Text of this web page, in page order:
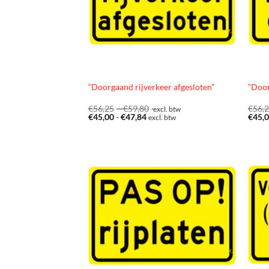
“Doorgaand rijverkeer afgesloten”
€56,25 -€59,80 Prijsklasse:
€56,25
excl. btw
€45,00-€47,84Prijsklasse:
excl. btw
€
€